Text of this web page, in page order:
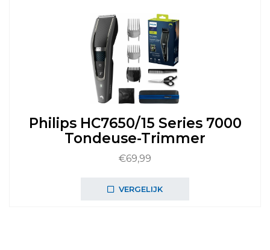
Philips HC7650/15 Series 7000
Tondeuse-Trimmer
€69,99
VERGELIJK